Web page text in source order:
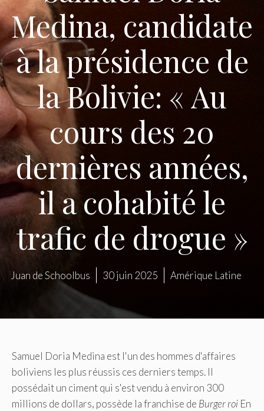
Medina, candidate
à la présidence de
la Bolivie: « Au
cours des 20
dernières années,
il a cohabité le
trafic de drogue »
Juan de Schoolbus 30 juin 2025 Amérique Latine
Samuel Doria Medina est l'un des hommes d'affaires
boliviens les plus réussis ces derniers temps. Il
possédait un ciment qui s'est vendu à environ 300
millions de dollars, possède la franchise de Burger roi En